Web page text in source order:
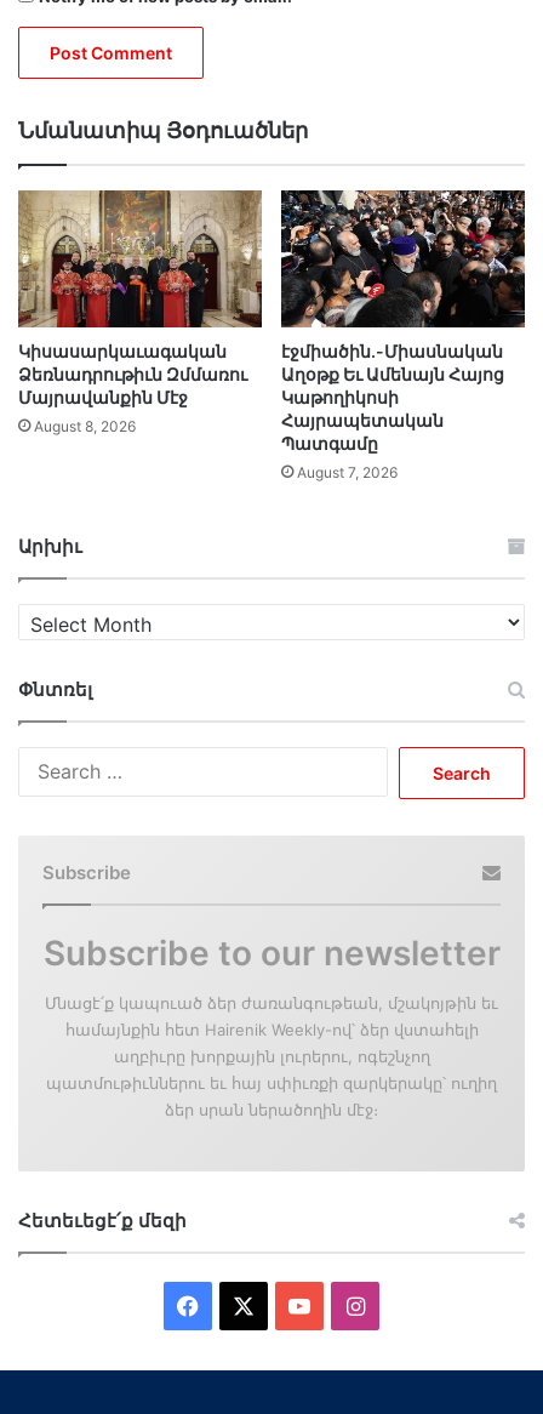
Նմանատիպ Յօդուածներ
Կիսասարկաւագական
Ձեռնադրութիւն Զմմառու
Մայրավանքին Մէջ
August 8, 2026
էջմիածին․-Միասնական
Աղօթք Եւ Ամենայն Հայոց
Կաթողիկոսի
Հայրապետական
Պատգամը
August 7, 2026
Արխիւ
Արխիւ
Փնտռել
Subscribe
Subscribe to our newsletter
Մնացէ՛ք կապուած ձեր ժառանգութեան, մշակոյթին եւ
համայնքին հետ Hairenik Weekly-ով՝ ձեր վստահելի
աղբիւրը խորքային լուրերու, ոգեշնչող
պատմութիւններու եւ հայ սփիւռքի զարկերակը՝ ուղիղ
ձեր սրան ներածողին մէջ։
Հետեւեցէ՛ք մեզի
Facebook YouTubeInstagram